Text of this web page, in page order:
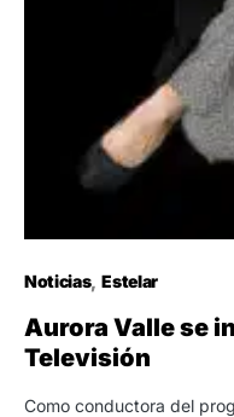
Noticias Estelar
Aurora Valle se
Televisión
Como conductora del